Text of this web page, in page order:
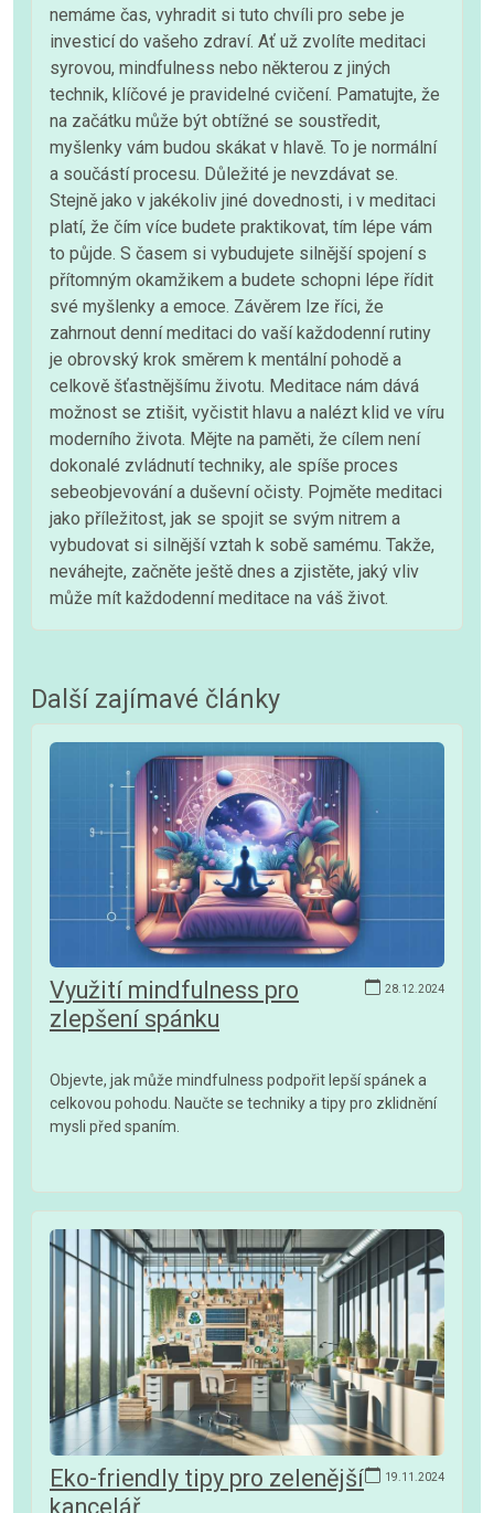
nemáme čas, vyhradit si tuto chvíli pro sebe je
investicí do vašeho zdraví. Ať už zvolíte meditaci
syrovou, mindfulness nebo některou z jiných
technik, klíčové je pravidelné cvičení. Pamatujte, že
na začátku může být obtížné se soustředit,
myšlenky vám budou skákat v hlavě. To je normální
a součástí procesu. Důležité je nevzdávat se.
Stejně jako v jakékoliv jiné dovednosti, i v meditaci
platí, že čím více budete praktikovat, tím lépe vám
to půjde. S časem si vybudujete silnější spojení s
přítomným okamžikem a budete schopni lépe řídit
své myšlenky a emoce. Závěrem lze říci, že
zahrnout denní meditaci do vaší každodenní rutiny
je obrovský krok směrem k mentální pohodě a
celkově šťastnějšímu životu. Meditace nám dává
možnost se ztišit, vyčistit hlavu a nalézt klid ve víru
moderního života. Mějte na paměti, že cílem není
dokonalé zvládnutí techniky, ale spíše proces
sebeobjevování a duševní očisty. Pojměte meditaci
jako příležitost, jak se spojit se svým nitrem a
vybudovat si silnější vztah k sobě samému. Takže,
neváhejte, začněte ještě dnes a zjistěte, jaký vliv
může mít každodenní meditace na váš život.
Další zajímavé články
28.12.2024
Využití mindfulness pro
zlepšení spánku
Objevte, jak může mindfulness podpořit lepší spánek a
celkovou pohodu. Naučte se techniky a tipy pro zklidnění
mysli před spaním.
19.11.2024
Eko-friendly tipy pro zelenější
kancelář